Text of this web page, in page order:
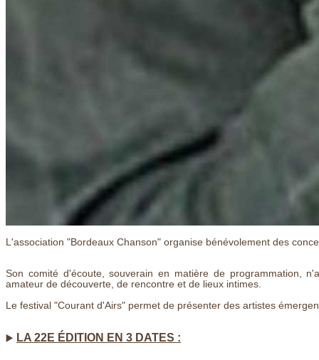
L'association "Bordeaux Chanson" organise bénévolement des
Son comité d'écoute, souverain en matière de programmation,
amateur de découverte, de rencontre et de lieux intimes.
Le festival "Courant d'Airs" permet de présenter des artistes
▶️ LA 22E ÉDITION EN 3 DATES :